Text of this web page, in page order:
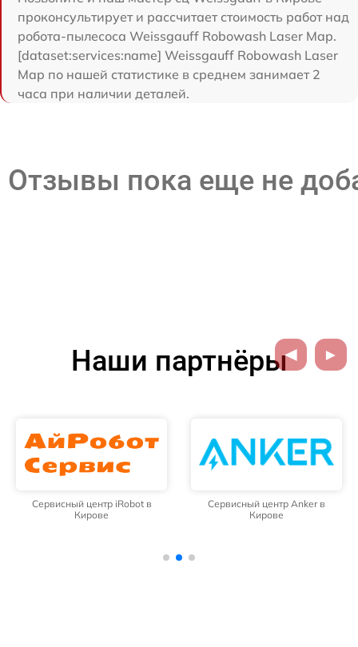
проконсультирует и рассчитает стоимость работ над
робота-пылесоса Weissgauff Robowash Laser Map.
[dataset:services:name] Weissgauff Robowash Laser
Map по нашей статистике в среднем занимает 2
часа при наличии деталей.
Отзывы пока еще не
Наши партнёры
Сервисный центр iRobot в
Кирове
Сервисный центр Anker в
Кирове